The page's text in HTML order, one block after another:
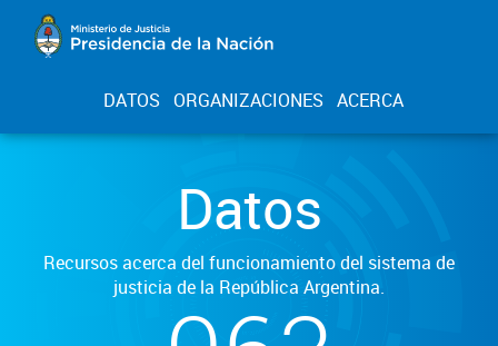
DATOS ORGANIZACIONES ACERCA
Datos
Recursos acerca del funcionamiento del sistema de
justicia de la República Argentina.